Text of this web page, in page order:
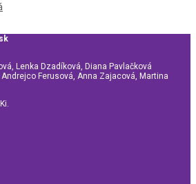
Lenka Dzadíková, Diana Pavlačková
Ferusová, Anna Zajacová, Martina